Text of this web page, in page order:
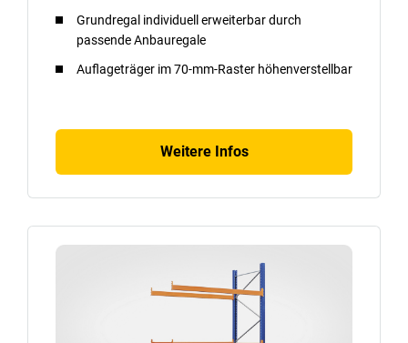
Grundregal individuell erweiterbar durch
passende Anbauregale
Auflageträger im 70-mm-Raster höhenverstellbar
Weitere Infos